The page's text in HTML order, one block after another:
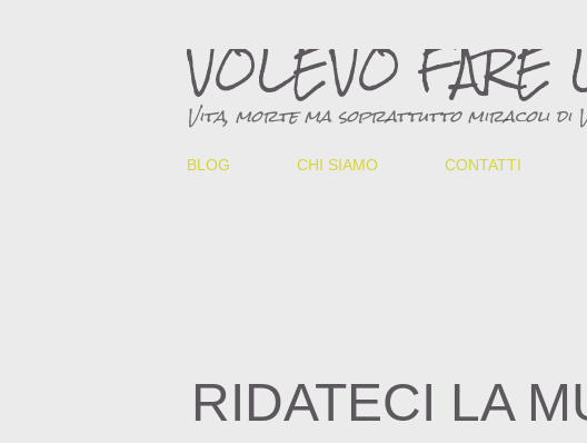
VOLEVO FARE
Vita, morte ma soprattutto miracoli di
BLOG CHI SIAMO CONTATTI
RIDATECI LA